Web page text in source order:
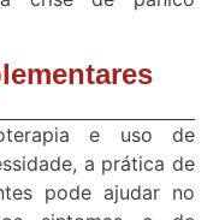
e uso de
a prática de
pode ajudar no